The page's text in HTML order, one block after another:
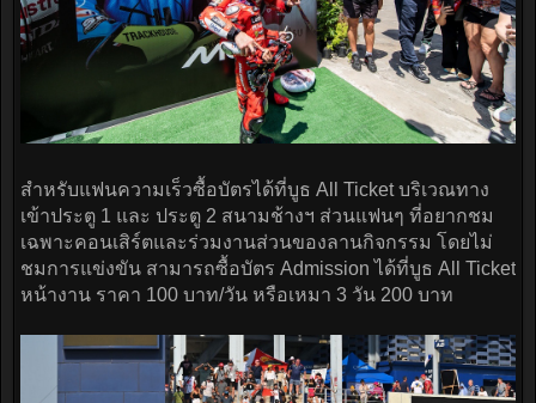
สำหรับแฟนความเร็วซื้อบัตรได้ที่บูธ All Ticket บริเวณทาง
เข้าประตู 1 และ ประตู 2 สนามช้างฯ ส่วนแฟนๆ ที่อยากชม
เฉพาะคอนเสิร์ตและร่วมงานส่วนของลานกิจกรรม โดยไม่
ชมการแข่งขัน สามารถซื้อบัตร Admission ได้ที่บูธ All Ticket
หน้างาน ราคา 100 บาท/วัน หรือเหมา 3 วัน 200 บาท